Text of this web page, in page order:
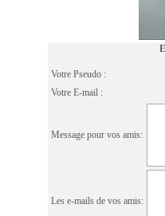
Votre Pseudo :
Votre E-mail :
Message pour vos amis:
Les e-mails de vos amis: